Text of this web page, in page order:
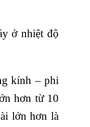
ở nhiệt độ
kính – phi
hơn từ 10
lớn hơn là